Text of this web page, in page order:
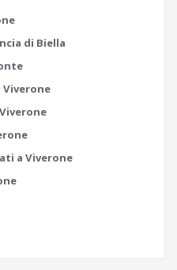
di Biella
a Viverone